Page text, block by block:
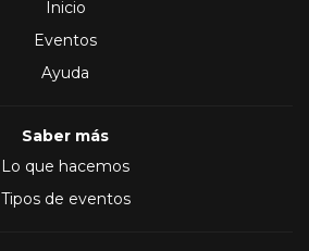
Inicio
Eventos
Ayuda
Saber más
Lo que hacemos
Tipos de eventos